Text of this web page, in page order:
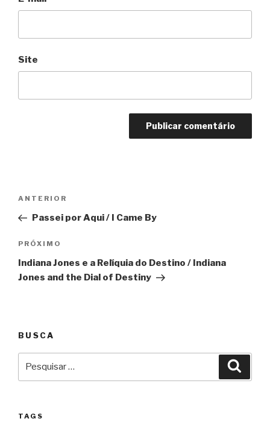
Site
Post
Anterior
ANTERIOR
Passei por Aqui / I Came By
Próximo
PRÓXIMO
Indiana Jones e a Relíquia do Destino / Indiana
Jones and the Dial of Destiny
BUSCA
TAGS